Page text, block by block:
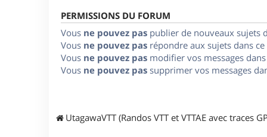
PERMISSIONS DU FORUM
Vous ne pouvez pas publier de nouveaux sujets
Vous ne pouvez pas répondre aux sujets dans
Vous ne pouvez pas modifier vos messages
Vous ne pouvez pas supprimer vos messages
UtagawaVTT (Randos VTT et VTTAE avec traces